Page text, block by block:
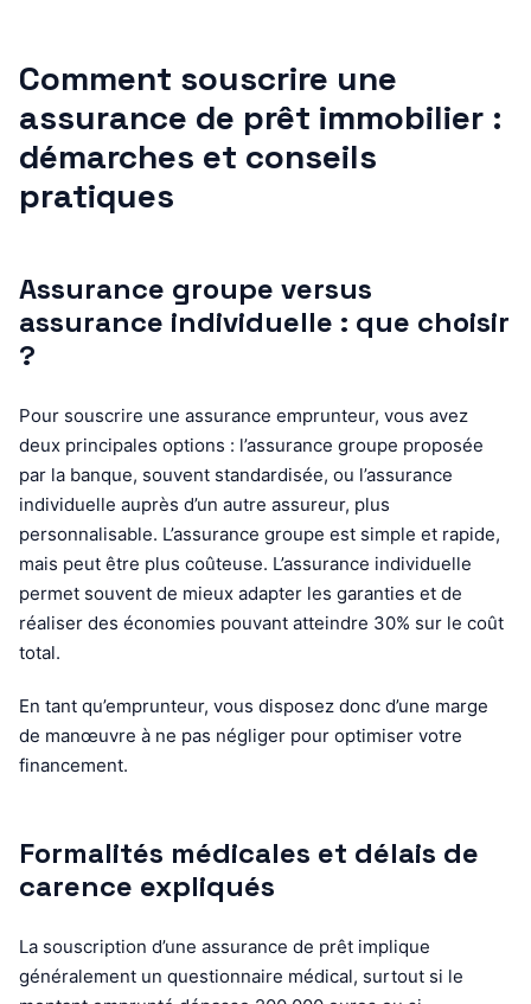
Comment souscrire une
assurance de prêt immobilier :
démarches et conseils
pratiques
Assurance groupe versus
assurance individuelle : que choisir
?
Pour souscrire une assurance emprunteur, vous avez
deux principales options : l’assurance groupe proposée
par la banque, souvent standardisée, ou l’assurance
individuelle auprès d’un autre assureur, plus
personnalisable. L’assurance groupe est simple et rapide,
mais peut être plus coûteuse. L’assurance individuelle
permet souvent de mieux adapter les garanties et de
réaliser des économies pouvant atteindre 30% sur le coût
total.
En tant qu’emprunteur, vous disposez donc d’une marge
de manœuvre à ne pas négliger pour optimiser votre
financement.
Formalités médicales et délais de
carence expliqués
La souscription d’une assurance de prêt implique
généralement un questionnaire médical, surtout si le